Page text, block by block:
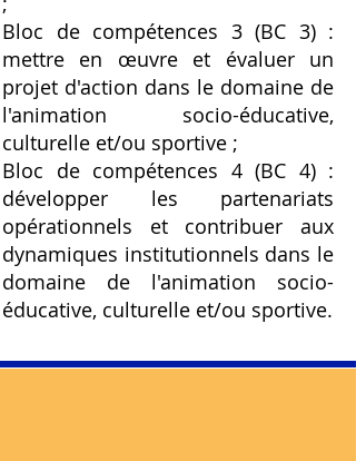
Bloc de compétences 3 (BC 3) :
mettre en œuvre et évaluer un
projet d'action dans le domaine de
l'animation socio-éducative,
culturelle et/ou sportive ;
Bloc de compétences 4 (BC 4) :
développer les partenariats
opérationnels et contribuer aux
dynamiques institutionnels dans le
domaine de l'animation socio-
éducative, culturelle et/ou sportive.